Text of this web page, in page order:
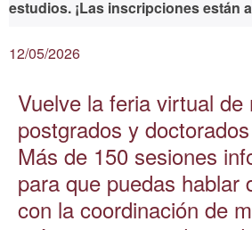
estudios. ¡Las inscripciones están
12/05/2026
Vuelve la feria virtual de
postgrados y
Más de 150 sesiones
para que puedas hablar
con la coordinación de